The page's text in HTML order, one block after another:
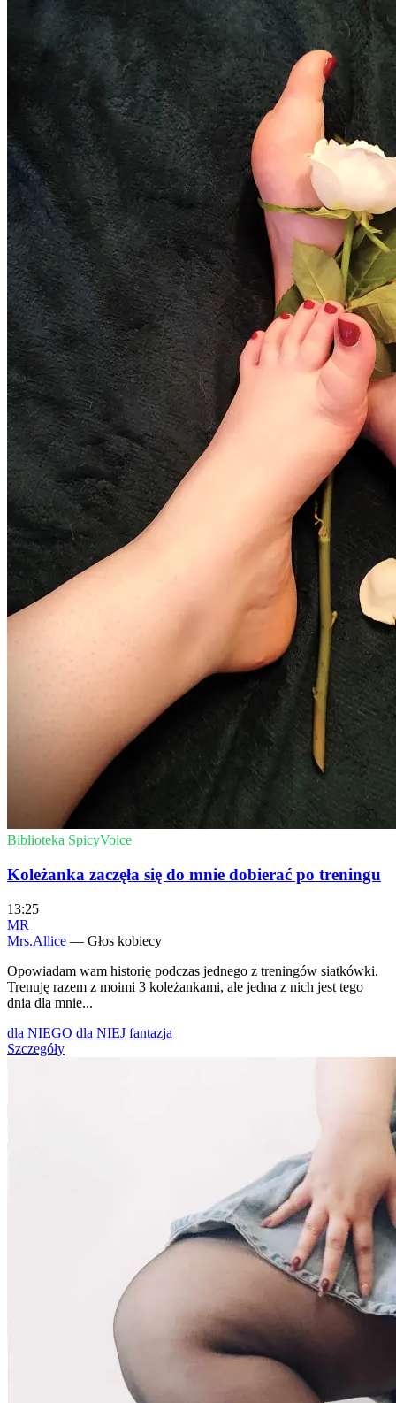
Biblioteka SpicyVoice
Koleżanka zaczęła się do mnie dobierać po treningu
13:25
MR
Mrs.Allice — Głos kobiecy
Opowiadam wam historię podczas jednego z treningów siatkówki.
Trenuję razem z moimi 3 koleżankami, ale jedna z nich jest tego
dnia dla mnie...
dla NIEGO dla NIEJ fantazja
Szczegóły